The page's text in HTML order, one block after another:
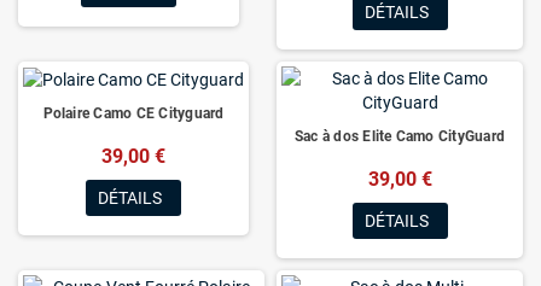
DÉTAILS
Polaire Camo CE Cityguard
39,00 €
DÉTAILS
Sac à dos Elite Camo CityGuard
39,00 €
DÉTAILS